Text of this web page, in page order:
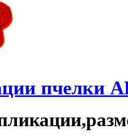
пчелки